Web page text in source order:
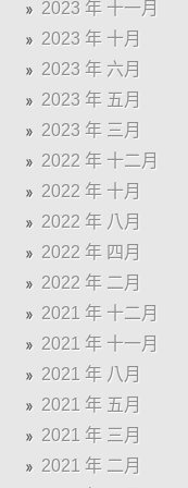
2023 年 十一月
2023 年 十月
2023 年 六月
2023 年 五月
2023 年 三月
2022 年 十二月
2022 年 十月
2022 年 八月
2022 年 四月
2022 年 二月
2021 年 十二月
2021 年 十一月
2021 年 八月
2021 年 五月
2021 年 三月
2021 年 二月